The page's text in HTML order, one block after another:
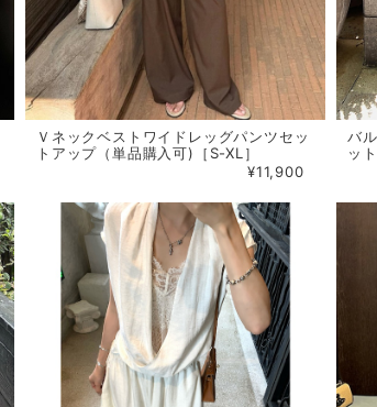
Ｖネックベストワイドレッグパンツセッ
トアップ（単品購入可)［S-XL］
¥11,900
バ
ッ